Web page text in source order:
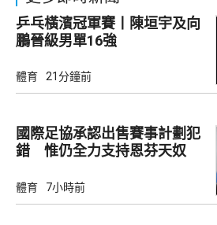
乒乓橫濱冠軍賽丨陳垣宇及向
鵬晉級男單16強
體育 21分鐘前
國際足協承認出售賽事計劃犯
錯 惟仍全力支持恩芬天奴
體育 7小時前